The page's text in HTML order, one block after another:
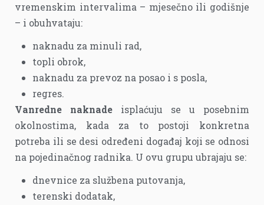
vremenskim intervalima – mjesečno ili godišnje
– i obuhvataju:
naknadu za minuli rad,
topli obrok,
naknadu za prevoz na posao i s posla,
regres.
Vanredne naknade isplaćuju se u posebnim
okolnostima, kada za to postoji konkretna
potreba ili se desi određeni događaj koji se odnosi
na pojedinačnog radnika. U ovu grupu ubrajaju se:
dnevnice za službena putovanja,
terenski dodatak,